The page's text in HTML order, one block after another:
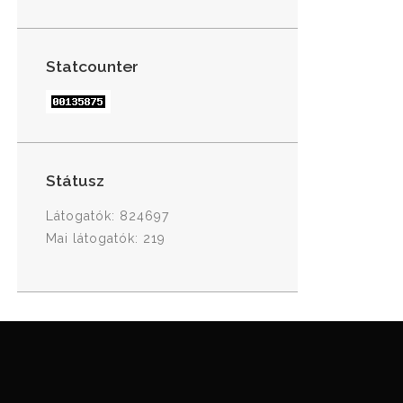
Statcounter
Státusz
Látogatók: 824697
Mai látogatók: 219